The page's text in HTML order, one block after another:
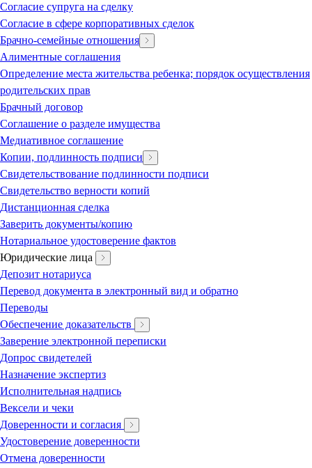
Согласие супруга на сделку
Согласие в сфере корпоративных сделок
Брачно-семейные отношения
Алиментные соглашения
Определение места жительства ребенка; порядок осуществления
родительских прав
Брачный договор
Соглашение о разделе имущества
Медиативное соглашение
Копии, подлинность подписи
Свидетельствование подлинности подписи
Свидетельство верности копий
Дистанционная сделка
Заверить документы/копию
Нотариальное удостоверение фактов
Юридические лица
Депозит нотариуса
Перевод документа в электронный вид и обратно
Переводы
Обеспечение доказательств
Заверение электронной переписки
Допрос свидетелей
Назначение экспертиз
Исполнительная надпись
Вексели и чеки
Доверенности и согласия
Удостоверение доверенности
Отмена доверенности